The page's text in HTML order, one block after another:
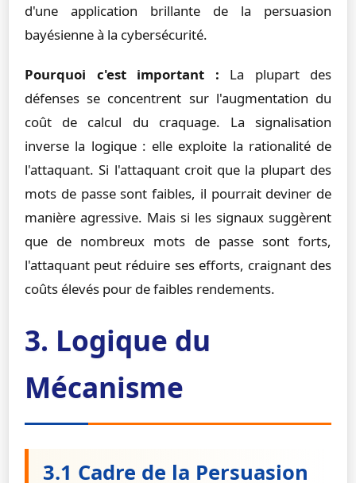
d'une application brillante de la persuasion
bayésienne à la cybersécurité.
Pourquoi c'est important : La plupart des
défenses se concentrent sur l'augmentation du
coût de calcul du craquage. La signalisation
inverse la logique : elle exploite la rationalité de
l'attaquant. Si l'attaquant croit que la plupart des
mots de passe sont faibles, il pourrait deviner de
manière agressive. Mais si les signaux suggèrent
que de nombreux mots de passe sont forts,
l'attaquant peut réduire ses efforts, craignant des
coûts élevés pour de faibles rendements.
3. Logique du
Mécanisme
3.1 Cadre de la Persuasion